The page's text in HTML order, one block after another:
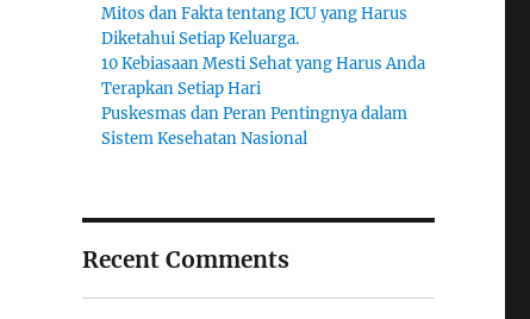
Mitos dan Fakta tentang ICU yang Harus
Diketahui Setiap Keluarga.
10 Kebiasaan Mesti Sehat yang Harus Anda
Terapkan Setiap Hari
Puskesmas dan Peran Pentingnya dalam
Sistem Kesehatan Nasional
Recent Comments